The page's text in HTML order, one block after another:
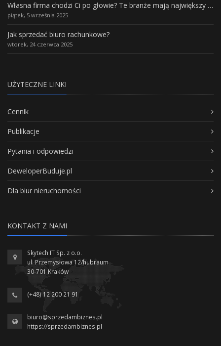
Własna firma chodzi Ci po głowie? Te branże mają największy potencjał rozwoju
piątek, 5 września 2025
Jak sprzedać biuro rachunkowe?
wtorek, 24 czerwca 2025
UŻYTECZNE LINKI
Cennik
Publikacje
Pytania i odpowiedzi
DeweloperBuduje.pl
Dla biur nieruchomości
KONTAKT Z NAMI
Skytech IT Sp. z o.o.
ul. Przemysłowa 12/hubraum
30-701 Kraków
(+48) 12 200 21 91
biuro@sprzedambiznes.pl
https://sprzedambiznes.pl